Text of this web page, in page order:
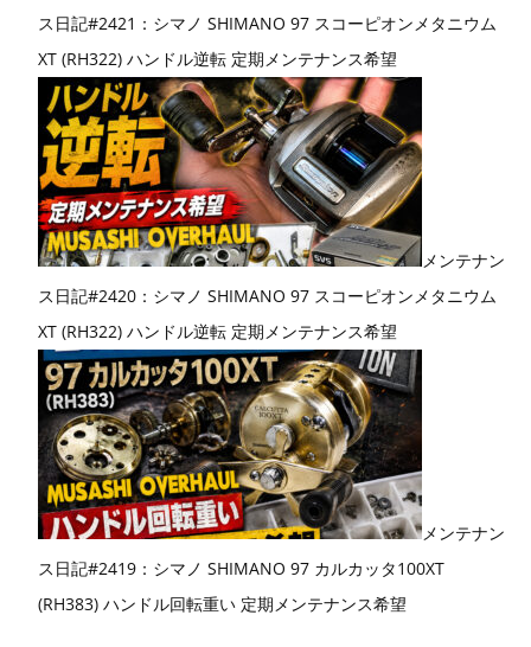
ス日記#2421：シマノ SHIMANO 97 スコーピオンメタニウム
XT (RH322) ハンドル逆転 定期メンテナンス希望
メンテナン
ス日記#2420：シマノ SHIMANO 97 スコーピオンメタニウム
XT (RH322) ハンドル逆転 定期メンテナンス希望
メンテナン
ス日記#2419：シマノ SHIMANO 97 カルカッタ100XT
(RH383) ハンドル回転重い 定期メンテナンス希望